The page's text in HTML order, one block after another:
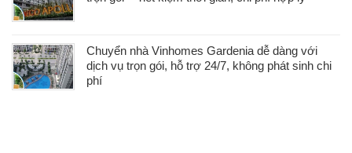
Chuyển nhà Vinhomes Gardenia dễ dàng với
dịch vụ trọn gói, hỗ trợ 24/7, không phát sinh chi
phí